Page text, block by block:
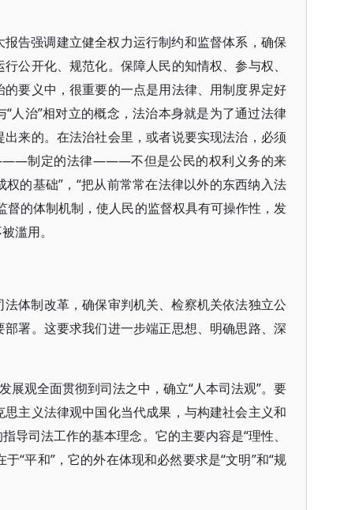
告强调建立健全权力运行制约和监督体系，确保
公开化、规范化。保障人民的知情权、参与权、
要义中，很重要的一点是用法律、用制度界定好
人治”相对立的概念，法治本身就是为了通过法律
来的。在法治社会里，或者说要实现法治，必须
制定的法律———不但是公民的权利义务的来
的基础”，“把从前常常在法律以外的东西纳入法
的体制机制，使人民的监督权具有可操作性，发
滥用。
体制改革，确保审判机关、检察机关依法独立公
署。这要求我们进一步端正思想、明确思路、深
展观全面贯彻到司法之中，确立“人本司法观”。要
主义法律观中国化当代成果，与构建社会主义和
导司法工作的基本理念。它的主要内容是“理性、
“平和”，它的外在体现和必然要求是“文明”和“规